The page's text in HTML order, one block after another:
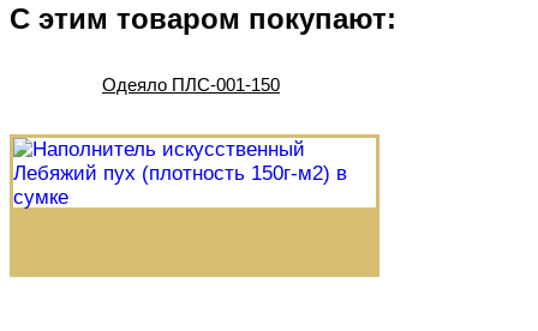
С этим товаром покупают:
Одеяло ПЛС-001-150